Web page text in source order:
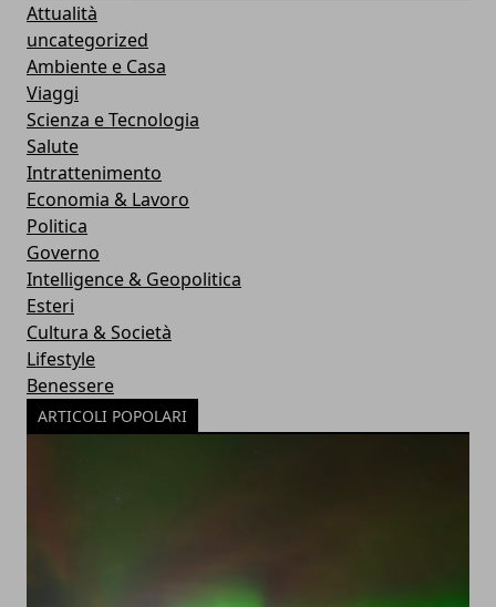
Attualità
uncategorized
Ambiente e Casa
Viaggi
Scienza e Tecnologia
Salute
Intrattenimento
Economia & Lavoro
Politica
Governo
Intelligence & Geopolitica
Esteri
Cultura & Società
Lifestyle
Benessere
ARTICOLI POPOLARI